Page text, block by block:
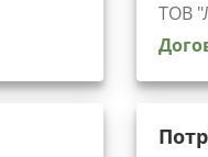
ТОВ